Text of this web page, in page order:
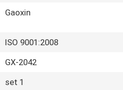
Gaoxin
ISO 9001:2008
GX-2042
1 set